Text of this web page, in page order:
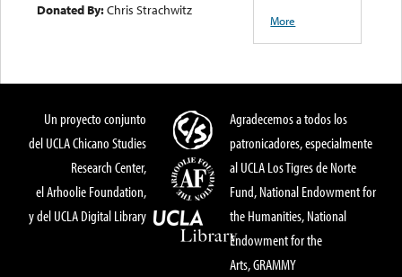
Donated By:Chris Strachwitz
More
Un proyecto conjunto
del UCLA Chicano Studies
Research Center,
el Arhoolie Foundation,
y del UCLA Digital Library
Agradecemos a todos los
patronicadores, especialmente
al UCLA Los Tigres de Norte
Fund, National Endowment for
the Humanities, National
Endowment for the
Arts, GRAMMY